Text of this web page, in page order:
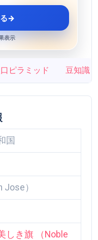
→
表示
ピラミッド 豆知識
国
Jose）
しき旗 （Noble